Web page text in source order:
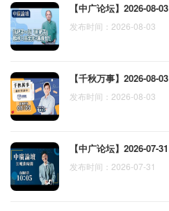
【中广论坛】2026-08-03
发布时间：2026-08-03
【千秋万事】2026-08-03
发布时间：2026-08-03
【中广论坛】2026-07-31
发布时间：2026-07-31